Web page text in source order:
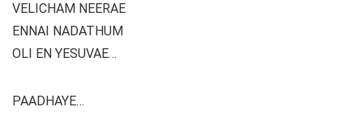
VELICHAM NEERAE
ENNAI NADATHUM
OLI EN YESUVAE…
PAADHAYE…